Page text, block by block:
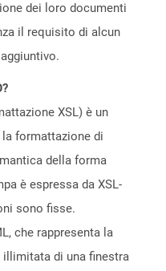
dei loro documenti
il requisito di alcun
XSL) è un
la formattazione di
della forma
è espressa da XSL-
sono fisse.
che rappresenta la
di una finestra